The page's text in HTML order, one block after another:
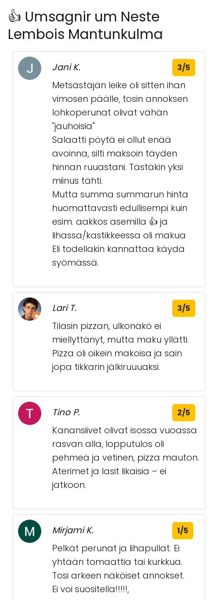
👍 Umsagnir um Neste
Lembois Mantunkulma
Jani K. 3/5
Metsästäjän leike oli sitten ihan
vimosen päälle, tosin annoksen
lohkoperunat olivat vähän
"jauhoisia"
Salaatti pöytä ei ollut enää
avoinna, silti maksoin täyden
hinnan ruuastani. Tästäkin yksi
miinus tähti.
Mutta summa summarun hinta
huomattavasti edullisempi kuin
esim. aakkos asemilla 👍 ja
lihassa/kastikkeessa oli makua
Eli todellakin kannattaa käydä
syömässä.
Lari T. 3/5
Tilasin pizzan, ulkonäkö ei
miellyttänyt, mutta maku yllätti.
Pizza oli oikein makoisa ja sain
jopa tikkarin jälkiruuuaksi.
Tino P. 2/5
Kanansiivet olivat isossa vuoassa
rasvan alla, lopputulos oli
pehmeä ja vetinen, pizza mauton.
Aterimet ja lasit likaisia – ei
jatkoon.
Mirjami K. 1/5
Pelkät perunat ja lihapullat. Ei
yhtään tomaattia tai kurkkua.
Tosi arkeen näköiset annokset.
Ei voi suositella!!!!!,